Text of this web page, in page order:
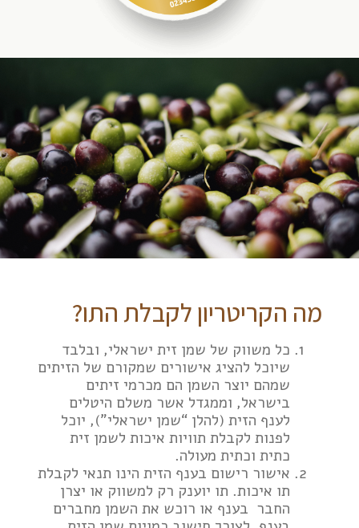
מה הקריטריון לקבלת התו?
כל משווק של שמן זית ישראלי, ובלבד
שיוכל להציג אישורים שמקורם של הזיתים
שמהם יוצר השמן הם מכרמי זיתים
בישראל, וממגדל אשר משלם היטלים
לענף הזית (להלן “שמן ישראלי”), יוכל
לפנות לקבלת תוויות איכות לשמן זית
כתית וכתית מעולה.
אישור רישום בענף הזית הינו תנאי לקבלת
תו איכות. תו יוענק רק למשווק או יצרן
החבר בענף או רוכש את השמן מחברים